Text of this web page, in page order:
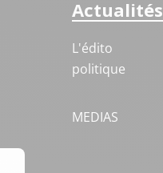
Actualités
L'édito
politique
MEDIAS